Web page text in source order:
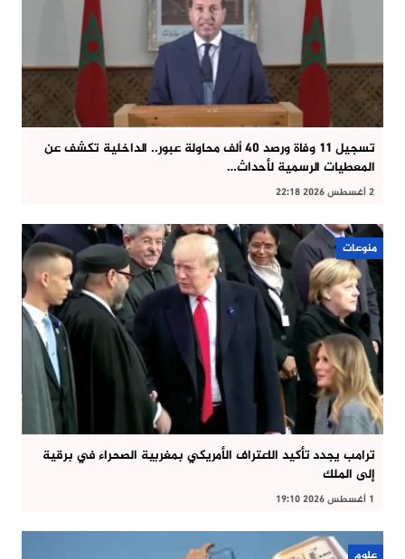
تسجيل 11 وفاة ورصد 40 ألف محاولة عبور.. الداخلية تكشف عن
المعطيات الرسمية لأحداث…
2 أغسطس 2026 22:18
منوعات
ترامب يجدد تأكيد الاعتراف الأمريكي بمغربية الصحراء في برقية
إلى الملك
1 أغسطس 2026 19:10
علوم